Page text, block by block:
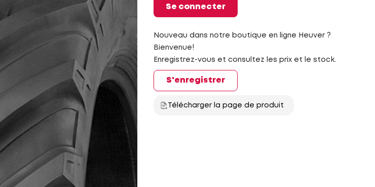
Se connecter
Nouveau dans notre boutique en ligne Heuver ?
Bienvenue!
Enregistrez-vous et consultez les prix et le stock.
S'enregistrer
Télécharger la page de produit